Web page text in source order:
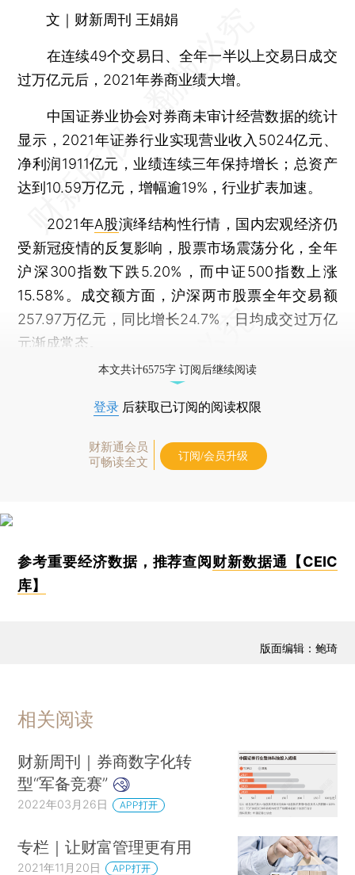
文｜财新周刊 王娟娟
在连续49个交易日、全年一半以上交易日成交
过万亿元后，2021年券商业绩大增。
中国证券业协会对券商未审计经营数据的统计
显示，2021年证券行业实现营业收入5024亿元、
净利润1911亿元，业绩连续三年保持增长；总资产
达到10.59万亿元，增幅逾19%，行业扩表加速。
2021年A股演绎结构性行情，国内宏观经济仍
受新冠疫情的反复影响，股票市场震荡分化，全年
沪深300指数下跌5.20%，而中证500指数上涨
15.58%。成交额方面，沪深两市股票全年交易额
257.97万亿元，同比增长24.7%，日均成交过万亿
元渐成常态。
本文共计6575字 订阅后继续阅读
登录 后获取已订阅的阅读权限
财新通会员
可畅读全文
订阅/会员升级
参考重要经济数据，推荐查阅财新数据通【CEIC
库】
版面编辑：鲍琦
相关阅读
财新周刊｜券商数字化转
型“军备竞赛”
2022年03月26日 APP打开
专栏｜让财富管理更有用
2021年11月20日 APP打开